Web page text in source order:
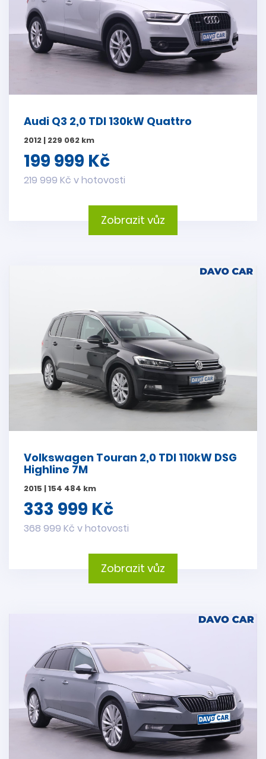
Audi Q3 2,0 TDI 130kW Quattro
2012 | 229 062 km
199 999 Kč
219 999 Kč v hotovosti
Zobrazit vůz
Volkswagen Touran 2,0 TDI 110kW DSG
Highline 7M
2015 | 154 484 km
333 999 Kč
368 999 Kč v hotovosti
Zobrazit vůz